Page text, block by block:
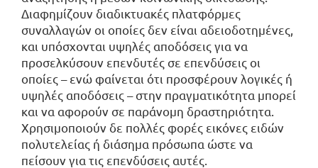
Διαφημίζουν διαδικτυακές πλατφόρμες
συναλλαγών οι οποίες δεν είναι αδειοδοτημένες,
και υπόσχονται υψηλές αποδόσεις για να
προσελκύσουν επενδυτές σε επενδύσεις οι
οποίες – ενώ φαίνεται ότι προσφέρουν λογικές ή
υψηλές αποδόσεις – στην πραγματικότητα μπορεί
και να αφορούν σε παράνομη δραστηριότητα.
Χρησιμοποιούν δε πολλές φορές εικόνες ειδών
πολυτελείας ή διάσημα πρόσωπα ώστε να
πείσουν για τις επενδύσεις αυτές.